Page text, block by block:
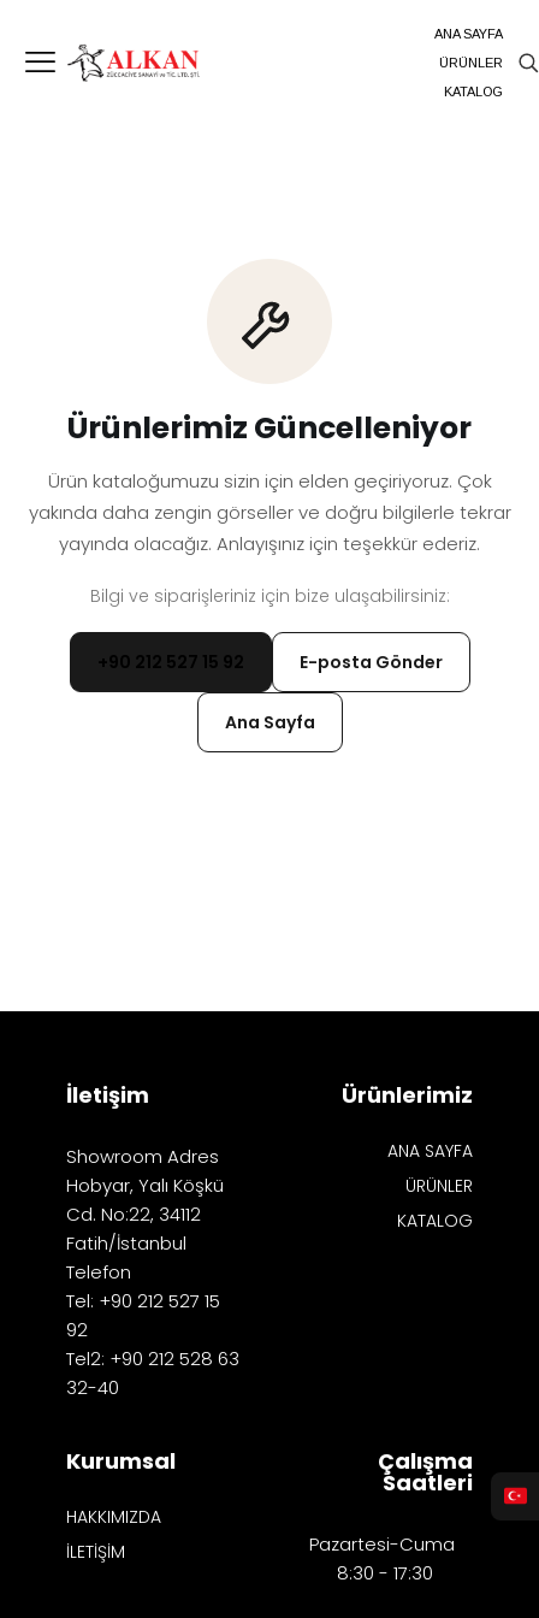
ANA SAYFA
ÜRÜNLER
KATALOG
Ürünlerimiz Güncelleniyor
Ürün kataloğumuzu sizin için elden geçiriyoruz. Çok
yakında daha zengin görseller ve doğru bilgilerle tekrar
yayında olacağız. Anlayışınız için teşekkür ederiz.
Bilgi ve siparişleriniz için bize ulaşabilirsiniz:
+90 212 527 15 92 E-posta Gönder
Ana Sayfa
İletişim
Showroom Adres
Hobyar, Yalı Köşkü
Cd. No:22, 34112
Fatih/İstanbul
Telefon
Tel: +90 212 527 15
92
Tel2: +90 212 528 63
32-40
Ürünlerimiz
ANA SAYFA
ÜRÜNLER
KATALOG
Kurumsal
HAKKIMIZDA
İLETİŞİM
Çalışma
Saatleri
Pazartesi-Cuma
8:30 - 17:30​​